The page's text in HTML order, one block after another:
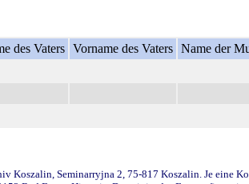
des Vaters Vorname des Vaters Name der
Koszalin, Seminarryjna 2, 75-817 Koszalin. Je eine